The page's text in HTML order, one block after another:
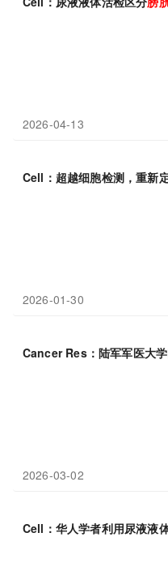
2026-04-13
Cell：超越细胞检测，重新
2026-01-30
Cancer Res：陆军军医大
2026-03-02
Cell：华人学者利用尿液液